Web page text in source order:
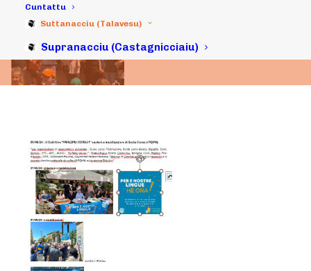
Cuntattu
Suttanacciu (Talavesu)
Supranacciu (Castagnicciaiu)
08/06/2024 | INARCHIVI